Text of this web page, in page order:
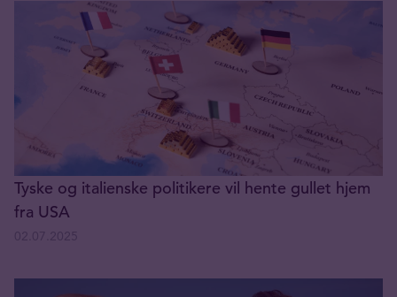
Tyske og italienske politikere vil hente gullet hjem
fra USA